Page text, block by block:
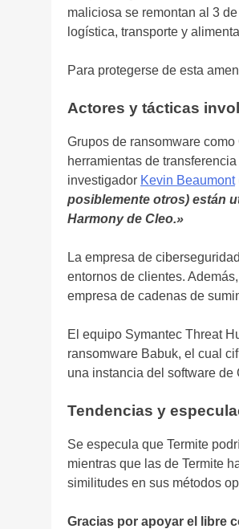
maliciosa se remontan al 3
logística, transporte y
Para protegerse de esta
Actores y tácticas
Grupos de ransomware
herramientas de
investigador Kevin Beaumont
posiblemente otros) están
Harmony de Cleo.»
La empresa de
entornos de clientes.
empresa de cadenas de
El equipo Symantec Threat
ransomware Babuk, el cual
una instancia del software
Tendencias y
Se especula que Termite
mientras que las de Termite
similitudes en sus métodos
Gracias por apoyar el libre